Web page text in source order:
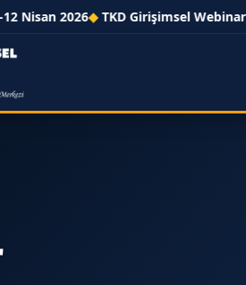
2026 TKD Girişimsel Webinar